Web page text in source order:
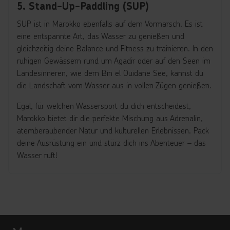
5. Stand-Up-Paddling (SUP)
SUP ist in Marokko ebenfalls auf dem Vormarsch. Es ist
eine entspannte Art, das Wasser zu genießen und
gleichzeitig deine Balance und Fitness zu trainieren. In den
ruhigen Gewässern rund um Agadir oder auf den Seen im
Landesinneren, wie dem Bin el Ouidane See, kannst du
die Landschaft vom Wasser aus in vollen Zügen genießen.
Egal, für welchen Wassersport du dich entscheidest,
Marokko bietet dir die perfekte Mischung aus Adrenalin,
atemberaubender Natur und kulturellen Erlebnissen. Pack
deine Ausrüstung ein und stürz dich ins Abenteuer – das
Wasser ruft!